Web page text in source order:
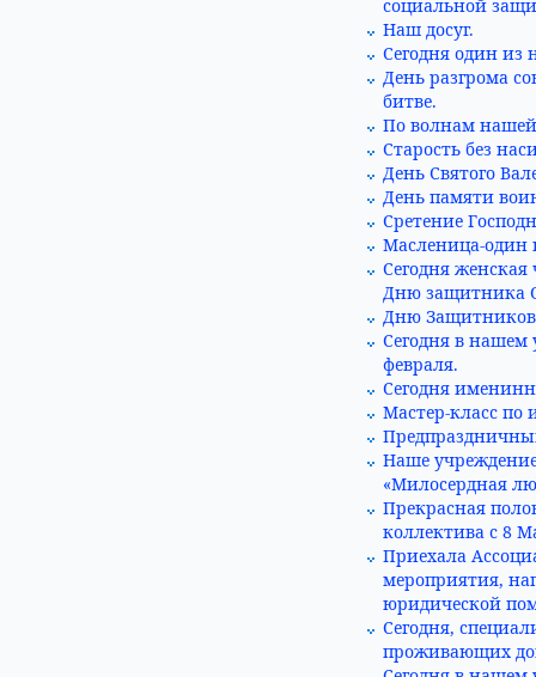
социальной
Наш досуг.
Сегодня один из
День разгрома
битве.
По волнам
Старость без
День Святого
День памяти
Сретение
Масленица-один
Сегодня
Дню защитника
Дню Защитников
Сегодня в нашем
февраля.
Сегодня
Мастер-класс по
Наше
«Милосердная
Прекрасная
коллектива с 8
Приехала
мероприятия,
юридической
Сегодня,
проживающих